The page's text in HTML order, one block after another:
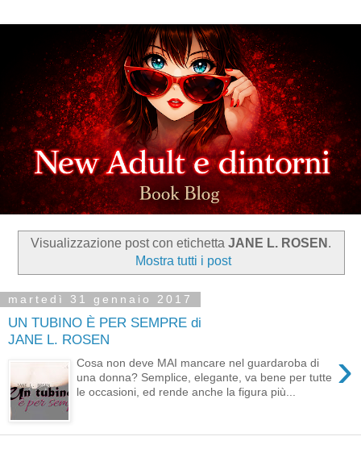
Visualizzazione post con etichetta JANE L. ROSEN .
Mostra tutti i post
martedì 31 gennaio 2017
UN TUBINO È PER SEMPRE di
JANE L. ROSEN
›
Cosa non deve MAI mancare nel guardaroba di
una donna? Semplice, elegante, va bene per tutte
le occasioni, ed rende anche la figura più...